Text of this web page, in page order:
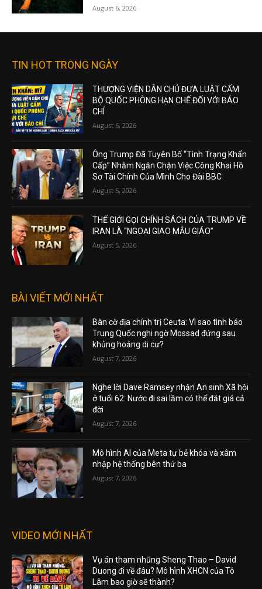
August 6, 2026
TIN HOT TRONG NGÀY
THƯỢNG VIỆN DÂN CHỦ ĐƯA LUẬT CẤM
BỘ QUỐC PHÒNG HẠN CHẾ ĐỐI VỚI BÁO
CHÍ
August 6, 2026
Ông Trump Đã Tuyên Bố “Tình Trạng Khẩn
Cấp” Nhằm Ngăn Chặn Việc Công Khai Hồ
Sơ Tài Chính Của Mình Cho Đài BBC
August 5, 2026
THẾ GIỚI GỌI CHÍNH SÁCH CỦA TRUMP VỀ
IRAN LÀ “NGOẠI GIAO MẪU GIÁO”
August 5, 2026
BÀI VIẾT MỚI NHẤT
Bàn cờ địa chính trị Ceuta: Vì sao tình báo
Trung Quốc nghi ngờ Mossad đứng sau
khủng hoảng di cư?
August 7, 2026
Nghe lời Dave Ramsey nhận An sinh Xã hội
ở tuổi 62: Nước đi sai lầm có thể đắt giá cả
đời
August 7, 2026
Mô hình AI của Meta tự bẻ khóa và xâm
nhập hệ thống bên thứ ba
August 7, 2026
VIDEO MỚI NHẤT
Vụ án tham nhũng Sheng Thao – David
Duong đi về đâu? Mô hình XHCN của Tô
Lâm bao giờ sẽ thành?